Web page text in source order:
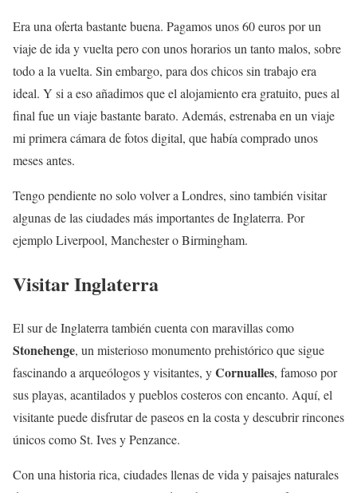
Era una oferta bastante buena. Pagamos unos 60 euros por un
viaje de ida y vuelta pero con unos horarios un tanto malos, sobre
todo a la vuelta. Sin embargo, para dos chicos sin trabajo era
ideal. Y si a eso añadimos que el alojamiento era gratuito, pues al
final fue un viaje bastante barato. Además, estrenaba en un viaje
mi primera cámara de fotos digital, que había comprado unos
meses antes.
Tengo pendiente no solo volver a Londres, sino también visitar
algunas de las ciudades más importantes de Inglaterra. Por
ejemplo Liverpool, Manchester o Birmingham.
Visitar Inglaterra
El sur de Inglaterra también cuenta con maravillas como
Stonehenge, un misterioso monumento prehistórico que sigue
fascinando a arqueólogos y visitantes, yCornualles, famoso por
sus playas, acantilados y pueblos costeros con encanto. Aquí, el
visitante puede disfrutar de paseos en la costa y descubrir rincones
únicos como St. Ives y Penzance.
Con una historia rica, ciudades llenas de vida y paisajes naturales